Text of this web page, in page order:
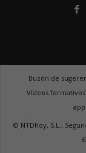
Buzón de
Vídeos formativos
© NTDhoy, S.L.,